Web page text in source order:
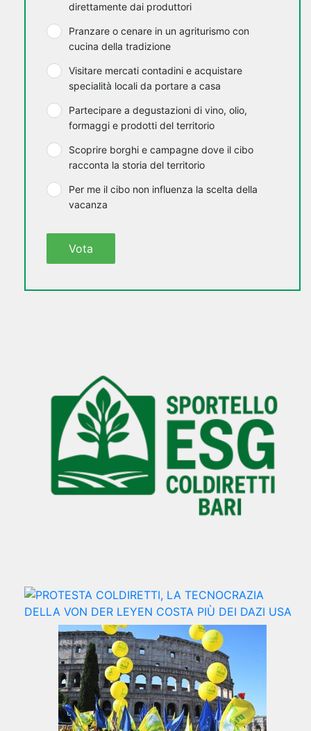
direttamente dai produttori
Pranzare o cenare in un agriturismo con
cucina della tradizione
Visitare mercati contadini e acquistare
specialità locali da portare a casa
Partecipare a degustazioni di vino, olio,
formaggi e prodotti del territorio
Scoprire borghi e campagne dove il cibo
racconta la storia del territorio
Per me il cibo non influenza la scelta della
vacanza
Vota